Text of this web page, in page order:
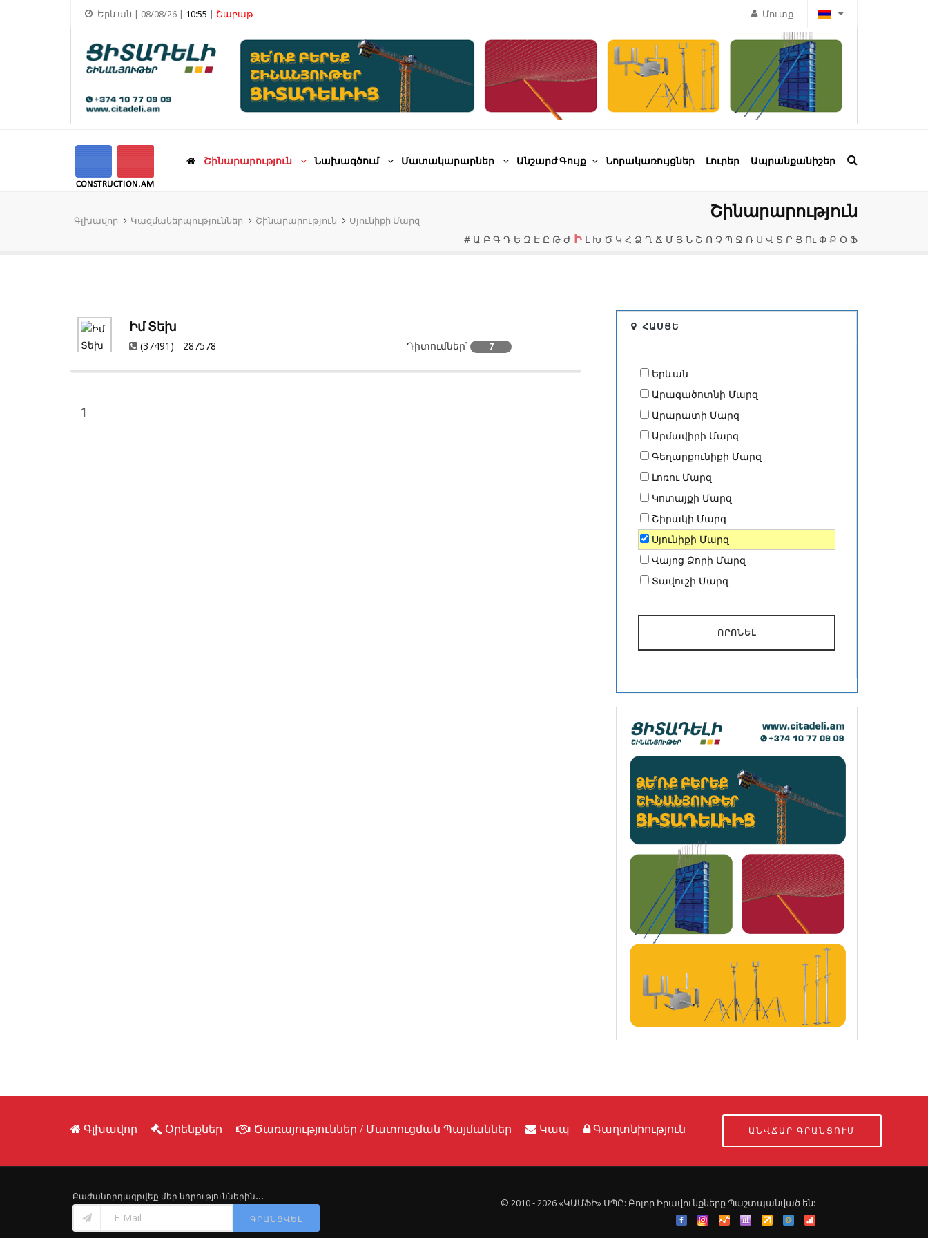
Մուտք
Երևան | 08/08/26 | 10:55 | Շաբաթ
Շինարարություն Նախագծում Մատակարարներ Անշարժ Գույք Նորակառույցներ Լուրեր Ապրանքանիշեր
Գլխավոր Կազմակերպություններ Շինարարություն Սյունիքի Մարզ Շինարարություն
# Ա Բ Գ Դ Ե Զ Է Ը Թ Ժ Ի Լ Խ Ծ Կ Հ Ձ Ղ Ճ Մ Յ Ն Շ Ո Չ Պ Ջ Ռ Ս Վ Տ Ր Ց Ու Փ Ք Օ Ֆ
Իմ Տեխ
Դիտումներ՝ 7
(37491) - 287578
1
ՀԱՍՑԵ
Երևան
Արագածոտնի Մարզ
Արարատի Մարզ
Արմավիրի Մարզ
Գեղարքունիքի Մարզ
Լոռու Մարզ
Կոտայքի Մարզ
Շիրակի Մարզ
Սյունիքի Մարզ
Վայոց Ձորի Մարզ
Տավուշի Մարզ
ՈՐՈՆԵԼ
Գլխավոր Օրենքներ Ծառայություններ / Մատուցման Պայմաններ Կապ Գաղտնիություն ԱՆՎՃԱՐ ԳՐԱՆՑՈՒՄ
Բաժանորդագրվեք մեր նորություններին․․․
ԳՐԱՆՑՎԵԼ
© 2010 - 2026 «ԿԱՄՖԻ» ՍՊԸ: Բոլոր Իրավունքները Պաշտպանված են: